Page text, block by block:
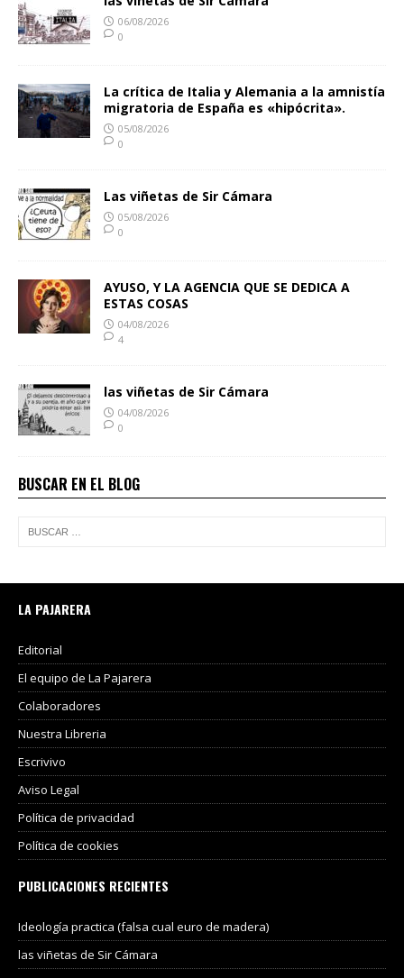
06/08/2026
0
La crítica de Italia y Alemania a la amnistía
migratoria de España es «hipócrita».
05/08/2026
0
Las viñetas de Sir Cámara
05/08/2026
0
AYUSO, Y LA AGENCIA QUE SE DEDICA A
ESTAS COSAS
04/08/2026
4
las viñetas de Sir Cámara
04/08/2026
0
BUSCAR EN EL BLOG
LA PAJARERA
Editorial
El equipo de La Pajarera
Colaboradores
Nuestra Libreria
Escrivivo
Aviso Legal
Política de privacidad
Política de cookies
PUBLICACIONES RECIENTES
Ideología practica (falsa cual euro de madera)
las viñetas de Sir Cámara